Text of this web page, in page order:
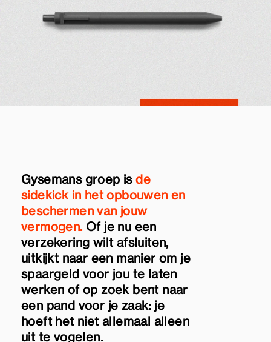
Gysemans groep isde
sidekick in het opbouwen en
beschermen van jouw
vermogen. Of je nu een
verzekering wilt afsluiten,
uitkijkt naar een manier om je
spaargeld voor jou te laten
werken of op zoek bent naar
een pand voor je zaak: je
hoeft het niet allemaal alleen
uit te vogelen.